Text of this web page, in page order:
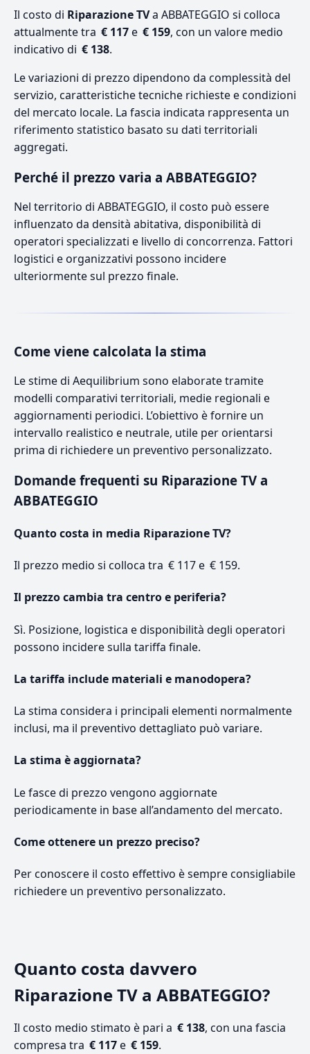
Il costo di Riparazione TVa ABBATEGGIO si colloca
attualmente tra € 117e € 159, con un valore medio
indicativo di € 138.
Le variazioni di prezzo dipendono da complessità del
servizio, caratteristiche tecniche richieste e condizioni
del mercato locale. La fascia indicata rappresenta un
riferimento statistico basato su dati territoriali
aggregati.
Perché il prezzo varia a ABBATEGGIO?
Nel territorio di ABBATEGGIO, il costo può essere
influenzato da densità abitativa, disponibilità di
operatori specializzati e livello di concorrenza. Fattori
logistici e organizzativi possono incidere
ulteriormente sul prezzo finale.
Come viene calcolata la stima
Le stime di Aequilibrium sono elaborate tramite
modelli comparativi territoriali, medie regionali e
aggiornamenti periodici. L’obiettivo è fornire un
intervallo realistico e neutrale, utile per orientarsi
prima di richiedere un preventivo personalizzato.
Domande frequenti su Riparazione TV a
ABBATEGGIO
Quanto costa in media Riparazione TV?
Il prezzo medio si colloca tra € 117 e € 159.
Il prezzo cambia tra centro e periferia?
Sì. Posizione, logistica e disponibilità degli operatori
possono incidere sulla tariffa finale.
La tariffa include materiali e manodopera?
La stima considera i principali elementi normalmente
inclusi, ma il preventivo dettagliato può variare.
La stima è aggiornata?
Le fasce di prezzo vengono aggiornate
periodicamente in base all’andamento del mercato.
Come ottenere un prezzo preciso?
Per conoscere il costo effettivo è sempre consigliabile
richiedere un preventivo personalizzato.
Quanto costa davvero
Riparazione TV a ABBATEGGIO?
Il costo medio stimato è pari a € 138, con una fascia
compresa tra € 117e € 159.